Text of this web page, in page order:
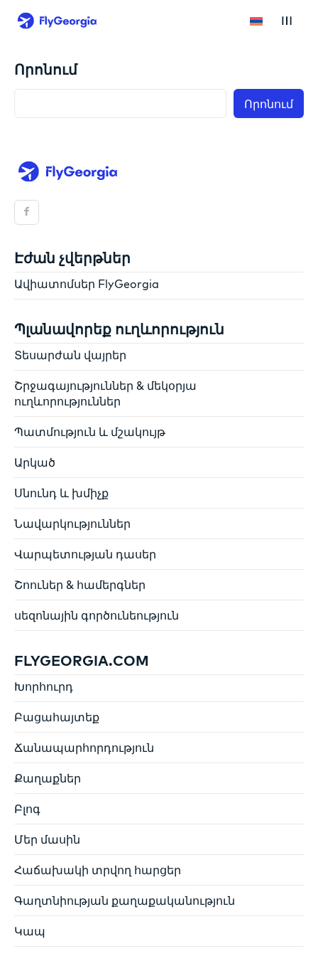
Որոնում
Որոնում
Էժան չվերթներ
Ավիատոմսեր FlyGeorgia
Պլանավորեք ուղևորություն
Տեսարժան վայրեր
Շրջագայություններ & մեկօրյա
ուղևորություններ
Պատմություն և մշակույթ
Արկած
Սնունդ և խմիչք
Նավարկություններ
Վարպետության դասեր
Շոուներ & համերգներ
սեզոնային գործունեություն
FLYGEORGIA.COM
Խորհուրդ
Բացահայտեք
Ճանապարհորդություն
Քաղաքներ
Բլոգ
Մեր մասին
Հաճախակի տրվող հարցեր
Գաղտնիության քաղաքականություն
Կապ